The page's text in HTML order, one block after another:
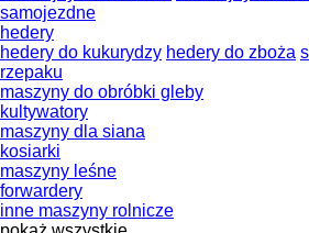
samojezdne
hedery
hedery do kukurydzy hedery do zboża
rzepaku
maszyny do obróbki gleby
kultywatory
maszyny dla siana
kosiarki
maszyny leśne
forwardery
inne maszyny rolnicze